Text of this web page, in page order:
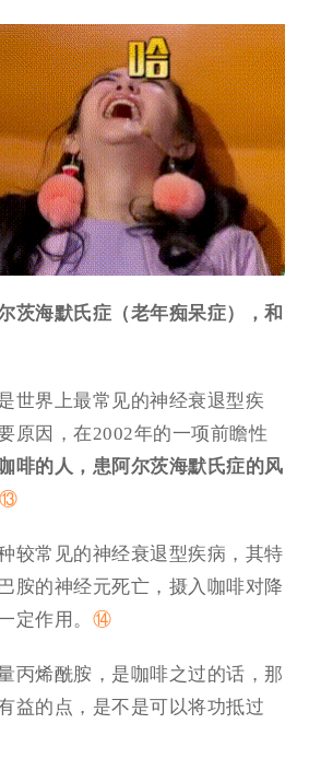
茨海默氏症（老年痴呆症），和
世界上最常见的神经衰退型疾
原因，在2002年的一项前瞻性
啡的人，患阿尔茨海默氏症的风
⑬
较常见的神经衰退型疾病，其特
胺的神经元死亡，摄入咖啡对降
定作用。 ⑭
丙烯酰胺，是咖啡之过的话，那
益的点，是不是可以将功抵过